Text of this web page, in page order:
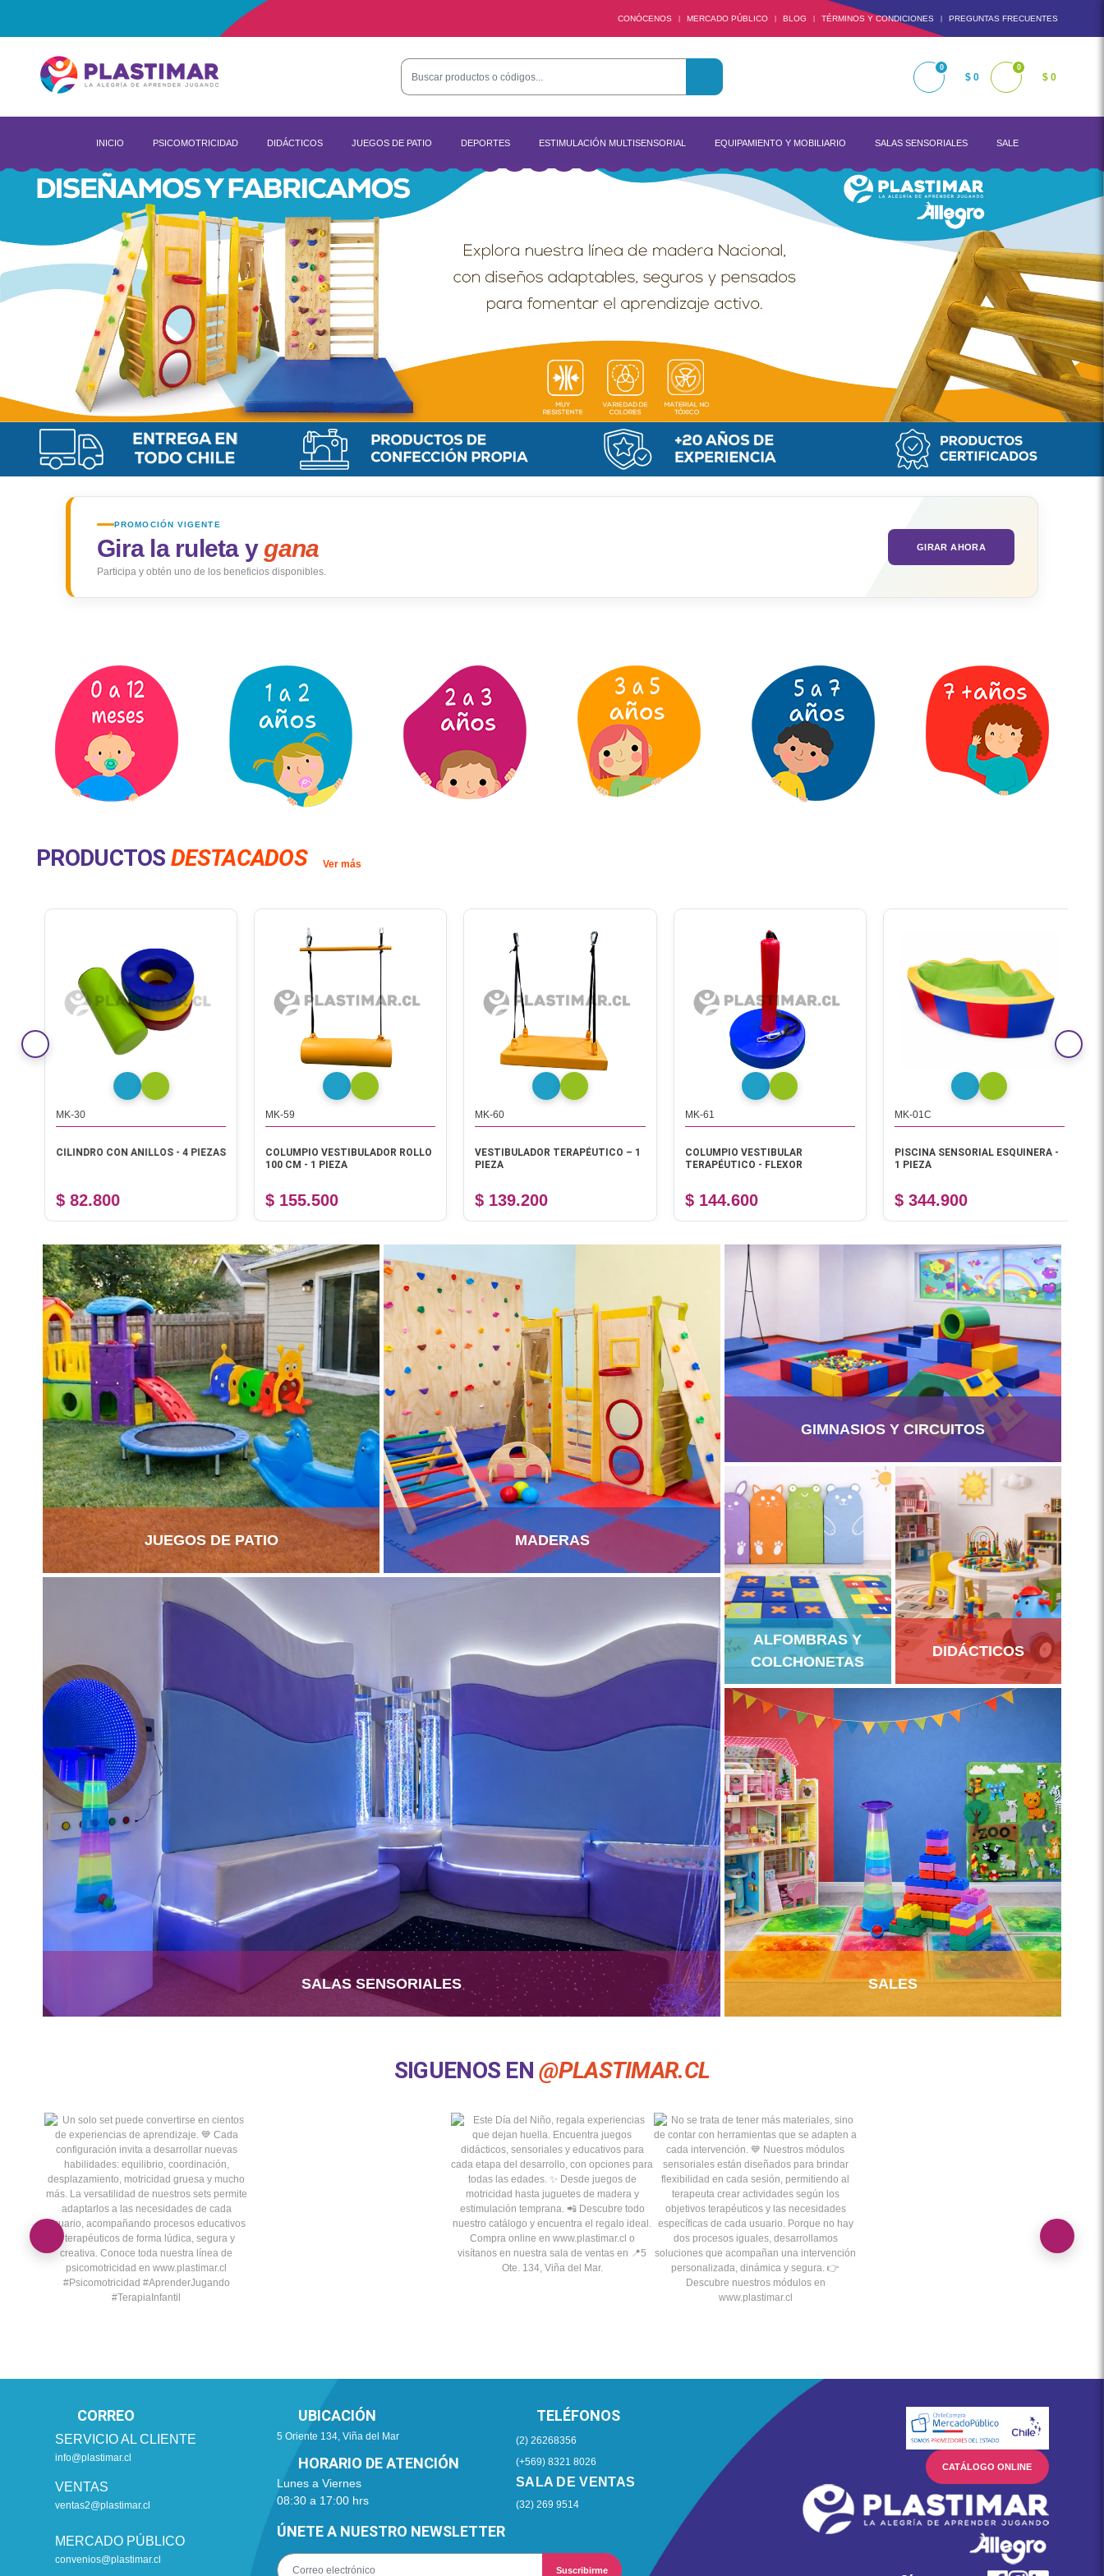
CONÓCENOS | MERCADO PÚBLICO | BLOG | TÉRMINOS Y CONDICIONES | PREGUNTAS FRECUENTES
0
$ 0
0
$ 0
INICIO PSICOMOTRICIDAD DIDÁCTICOS JUEGOS DE PATIO DEPORTES ESTIMULACIÓN MULTISENSORIAL EQUIPAMIENTO Y MOBILIARIO SALAS SENSORIALES SALE
PROMOCIÓN VIGENTE
Gira la ruleta y gana
Participa y obtén uno de los beneficios disponibles.
GIRAR AHORA
PRODUCTOS DESTACADOS Ver más
MK-30
CILINDRO CON ANILLOS - 4 PIEZAS
$ 82.800
MK-59
COLUMPIO VESTIBULADOR ROLLO
100 CM - 1 PIEZA
$ 155.500
MK-60
VESTIBULADOR TERAPÉUTICO – 1
PIEZA
$ 139.200
MK-61
COLUMPIO VESTIBULAR
TERAPÉUTICO - FLEXOR
$ 144.600
MK-01C
PISCINA SENSORIAL ESQUINERA -
1 PIEZA
$ 344.900
JUEGOS DE PATIO MADERAS
GIMNASIOS Y CIRCUITOS
ALFOMBRAS Y
COLCHONETAS
DIDÁCTICOS
SALAS SENSORIALES SALES
SIGUENOS EN@PLASTIMAR.CL
CORREO
SERVICIO AL CLIENTE
info@plastimar.cl
VENTAS
ventas2@plastimar.cl
MERCADO PÚBLICO
convenios@plastimar.cl
TELÉFONOS
(2) 26268356
(+569) 8321 8026
SALA DE VENTAS
(32) 269 9514
UBICACIÓN
5 Oriente 134, Viña del Mar
HORARIO DE ATENCIÓN
Lunes a Viernes
08:30 a 17:00 hrs
CATÁLOGO ONLINE
ÚNETE A NUESTRO NEWSLETTER
Suscribirme